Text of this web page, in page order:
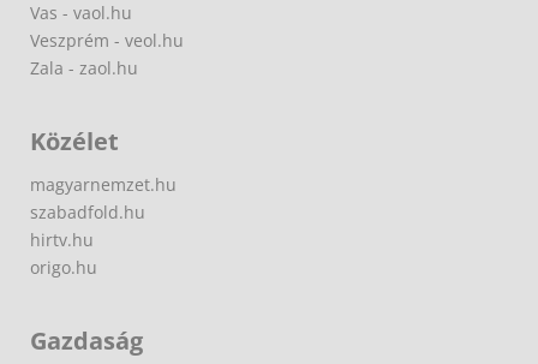
Vas - vaol.hu
Veszprém - veol.hu
Zala - zaol.hu
Közélet
magyarnemzet.hu
szabadfold.hu
hirtv.hu
origo.hu
Gazdaság